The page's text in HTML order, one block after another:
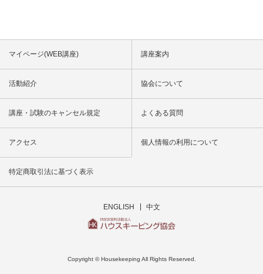
マイページ(WEB講座) 講座案内
活動紹介 協会について
講座・試験のキャンセル規定 よくある質問
アクセス 個人情報の利用について
特定商取引法に基づく表示
ENGLISH 中文
Copyright © Housekeeping All Rights Reserved.